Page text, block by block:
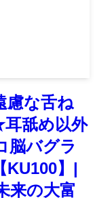
慮な舌ね
舐め以外
脳バグラ
KU100】|
来の大富